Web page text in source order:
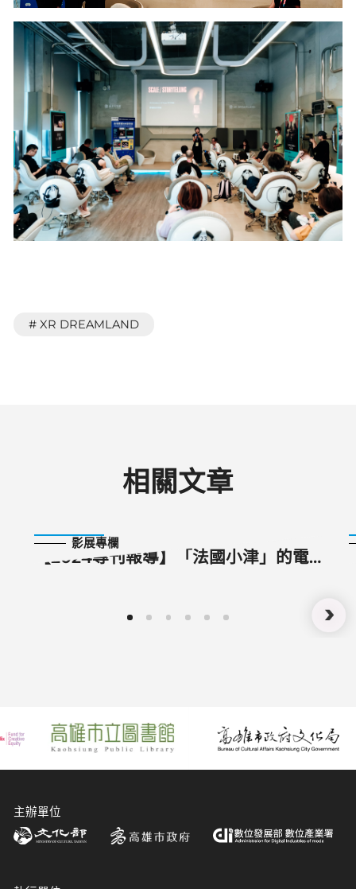
# XR DREAMLAND
相關文章
影展專欄
【2024專刊報導】「法國小津」的電
主辦單位